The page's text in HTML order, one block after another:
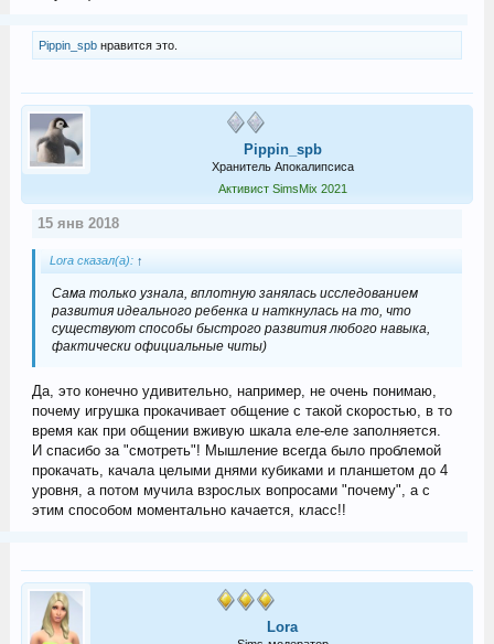
Pippin_spbнравится это.
Pippin_spb
Хранитель Апокалипсиса
Активист SimsMix 2021
15 янв 2018
Lora сказал(а): ↑
Сама только узнала, вплотную занялась исследованием
развития идеального ребенка и наткнулась на то, что
существуют способы быстрого развития любого навыка,
фактически официальные читы)
Да, это конечно удивительно, например, не очень понимаю,
почему игрушка прокачивает общение с такой скоростью, в то
время как при общении вживую шкала еле-еле заполняется.
И спасибо за "смотреть"! Мышление всегда было проблемой
прокачать, качала целыми днями кубиками и планшетом до 4
уровня, а потом мучила взрослых вопросами "почему", а с
этим способом моментально качается, класс!!
Lora